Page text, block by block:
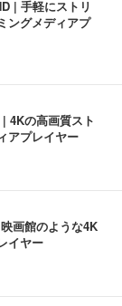
| 手軽にストリ
ングメディアプ
4Kの高画質スト
アプレイヤー
画館のような4K
イヤー